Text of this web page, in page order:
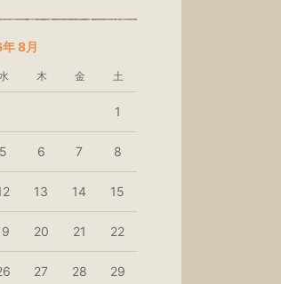
8月
木 金 土
1
5 6 7 8
13 14 15
20 21 22
27 28 29